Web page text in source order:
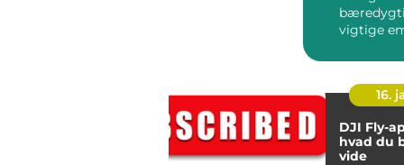
vigtige
og
16.
DJI Fly-
hvad du
vide